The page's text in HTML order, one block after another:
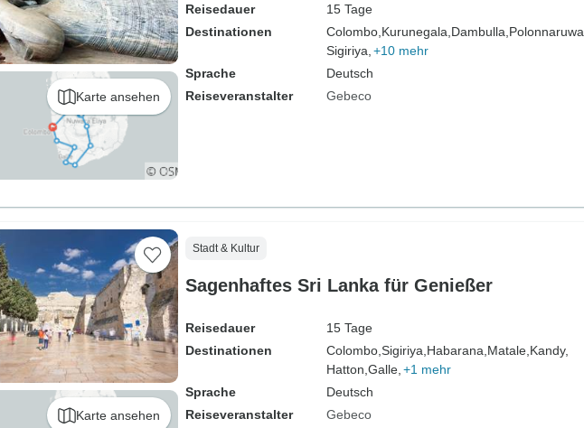
Karte ansehen
Reisedauer
15 Tage
Destinationen
Colombo, Kurunegala, Dambulla, Polonnaruwa,
Sigiriya, +10 mehr
Sprache
Deutsch
Reiseveranstalter
Gebeco
Karte ansehen
Stadt & Kultur
Sagenhaftes Sri Lanka für Genießer
Reisedauer
15 Tage
Destinationen
Colombo, Sigiriya, Habarana, Matale, Kandy,
Hatton, Galle, +1 mehr
Sprache
Deutsch
Reiseveranstalter
Gebeco